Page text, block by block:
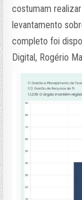
costumam
levantamento
completo foi
Digital, Rogério